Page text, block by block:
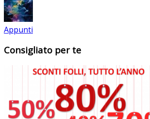
Appunti
Consigliato per te